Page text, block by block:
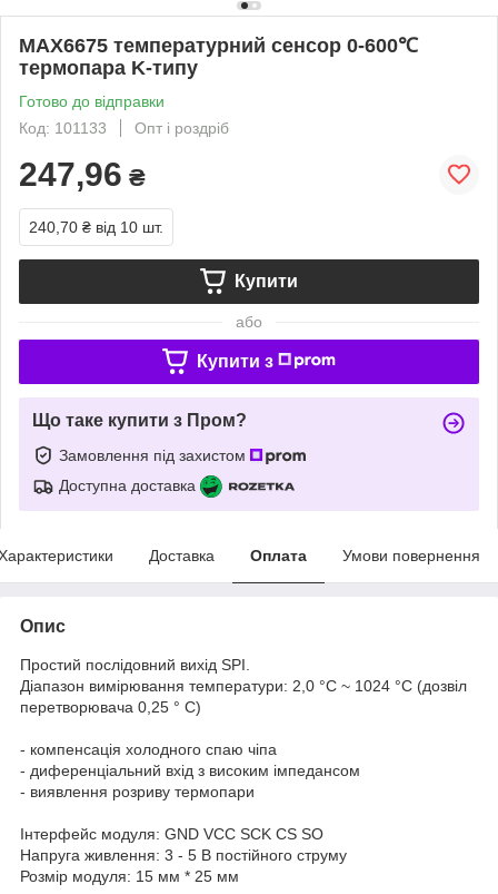
MAX6675 температурний сенсор 0-600℃
термопара K-типу
Готово до відправки
Код: 101133
Опт і роздріб
247,96 ₴
240,70 ₴ від 10 шт.
Купити
або
Купити з
Що таке купити з Пром?
Замовлення під захистом
Доступна доставка
Доставка Оплата Умови повернення
Опис
Простий послідовний вихід SPI.
Діапазон вимірювання температури: 2,0 °C ~ 1024 °C (дозвіл
перетворювача 0,25 ° C)
- компенсація холодного спаю чіпа
- диференціальний вхід з високим імпедансом
- виявлення розриву термопари
Інтерфейс модуля: GND VCC SCK CS SO
Напруга живлення: 3 - 5 В постійного струму
Розмір модуля: 15 мм * 25 мм